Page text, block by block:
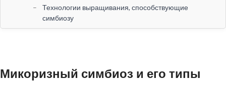
Технологии выращивания, способствующие
симбиозу
Вывод
Микоризный симбиоз и его типы